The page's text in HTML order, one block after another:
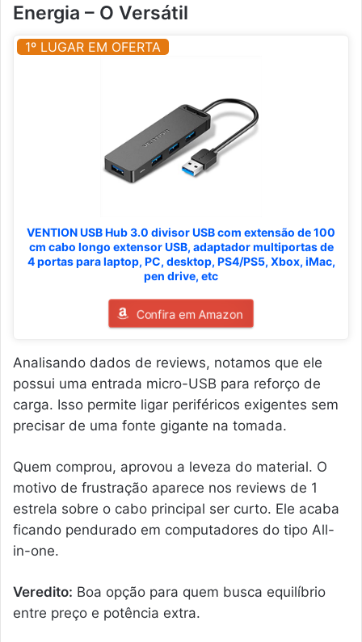
Energia – O Versátil
1º LUGAR EM OFERTA
VENTION USB Hub 3.0 divisor USB com extensão de 100
cm cabo longo extensor USB, adaptador multiportas de
4 portas para laptop, PC, desktop, PS4/PS5, Xbox, iMac,
pen drive, etc
Confira em Amazon
Analisando dados de reviews, notamos que ele
possui uma entrada micro-USB para reforço de
carga. Isso permite ligar periféricos exigentes sem
precisar de uma fonte gigante na tomada.
Quem comprou, aprovou a leveza do material. O
motivo de frustração aparece nos reviews de 1
estrela sobre o cabo principal ser curto. Ele acaba
ficando pendurado em computadores do tipo All-
in-one.
Veredito: Boa opção para quem busca equilíbrio
entre preço e potência extra.